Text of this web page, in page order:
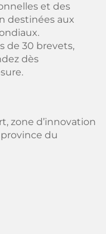
et des
destinées aux
de 30 brevets,
dès
zone d’innovation
du